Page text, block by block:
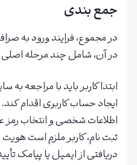
جمع بندی
در مجموع، فرایند ورود به
در آن، شامل چند مرحله
ابتدا کاربر باید با مراجعه
ایجاد حساب کاربری اقدام
اطلاعات شخصی و انتخاب رمز
ثبت نام، کاربر ملزم است
دریافتی از ایمیل یا پیامک